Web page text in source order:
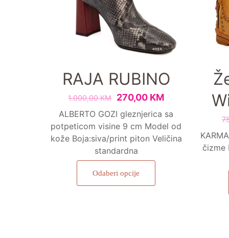
RAJA RUBINO
1.000,00KM 270,00 KM
ALBERTO GOZI gleznjerica sa
potpeticom visine 9 cm Model od
kože Boja:siva/print piton Veličina
standardna
Odaberi opcije
čizme